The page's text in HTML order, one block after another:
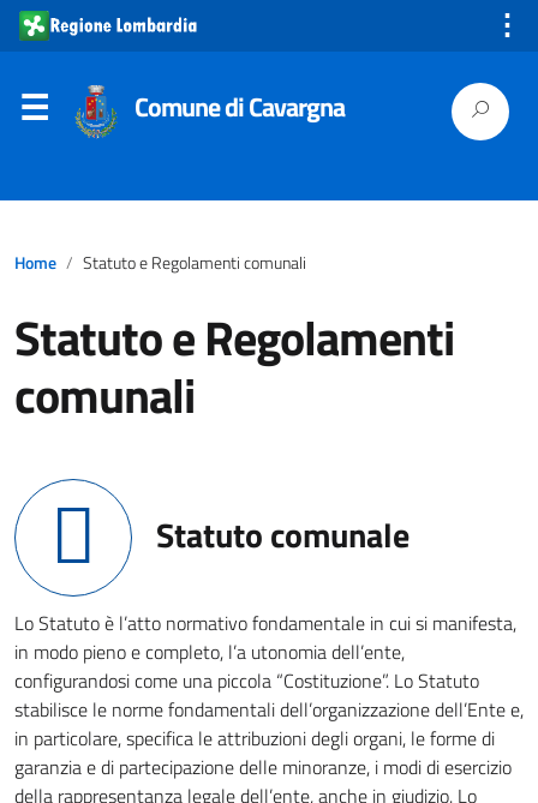
⋮
Comune di Cavargna
Home Statuto e Regolamenti comunali
Statuto e Regolamenti
comunali
Statuto comunale
Lo Statuto è l’atto normativo fondamentale in cui si manifesta,
in modo pieno e completo, l’a utonomia dell’ente,
configurandosi come una piccola “Costituzione”. Lo Statuto
stabilisce le norme fondamentali dell’organizzazione dell’Ente e,
in particolare, specifica le attribuzioni degli organi, le forme di
garanzia e di partecipazione delle minoranze, i modi di esercizio
della rappresentanza legale dell’ente, anche in giudizio. Lo